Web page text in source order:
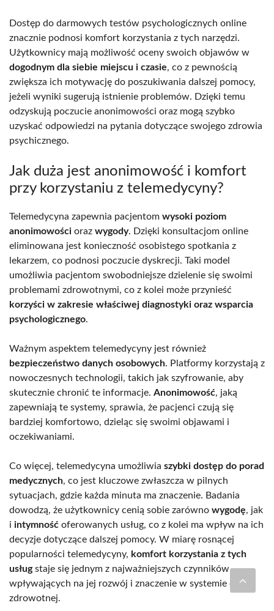
Dostęp do darmowych testów psychologicznych online
znacznie podnosi komfort korzystania z tych narzędzi.
Użytkownicy mają możliwość oceny swoich objawów w
dogodnym dla siebie miejscu i czasie, co z pewnością
zwiększa ich motywację do poszukiwania dalszej pomocy,
jeżeli wyniki sugerują istnienie problemów. Dzięki temu
odzyskują poczucie anonimowości oraz mogą szybko
uzyskać odpowiedzi na pytania dotyczące swojego zdrowia
psychicznego.
Jak duża jest anonimowość i komfort
przy korzystaniu z telemedycyny?
Telemedycyna zapewnia pacjentom wysoki poziom
anonimowości oraz wygody. Dzięki konsultacjom online
eliminowana jest konieczność osobistego spotkania z
lekarzem, co podnosi poczucie dyskrecji. Taki model
umożliwia pacjentom swobodniejsze dzielenie się swoimi
problemami zdrowotnymi, co z kolei może przynieść
korzyści w zakresie właściwej diagnostyki oraz wsparcia
psychologicznego.
Ważnym aspektem telemedycyny jest również
bezpieczeństwo danych osobowych. Platformy korzystają z
nowoczesnych technologii, takich jak szyfrowanie, aby
skutecznie chronić te informacje. Anonimowość, jaką
zapewniają te systemy, sprawia, że pacjenci czują się
bardziej komfortowo, dzieląc się swoimi objawami i
oczekiwaniami.
Co więcej, telemedycyna umożliwia szybki dostęp do porad
medycznych, co jest kluczowe zwłaszcza w pilnych
sytuacjach, gdzie każda minuta ma znaczenie. Badania
dowodzą, że użytkownicy cenią sobie zarówno wygodę, jak
i intymność oferowanych usług, co z kolei ma wpływ na ich
decyzje dotyczące dalszej pomocy. W miarę rosnącej
popularności telemedycyny, komfort korzystania z tych
usługstaje się jednym z najważniejszych czynników
wpływających na jej rozwój i znaczenie w systemie opieki
zdrowotnej.